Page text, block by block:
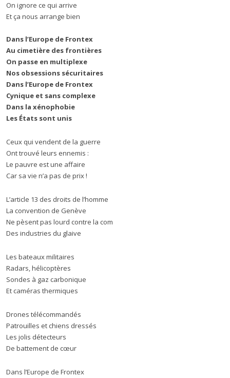
On ignore ce qui arrive
Et ça nous arrange bien
Dans l’Europe de Frontex
Au cimetière des frontières
On passe en multiplexe
Nos obsessions sécuritaires
Dans l’Europe de Frontex
Cynique et sans complexe
Dans la xénophobie
Les États sont unis
Ceux qui vendent de la guerre
Ont trouvé leurs ennemis :
Le pauvre est une affaire
Car sa vie n’a pas de prix !
L’article 13 des droits de l’homme
La convention de Genève
Ne pèsent pas lourd contre la com
Des industries du glaive
Les bateaux militaires
Radars, hélicoptères
Sondes à gaz carbonique
Et caméras thermiques
Drones télécommandés
Patrouilles et chiens dressés
Les jolis détecteurs
De battement de cœur
Dans l’Europe de Frontex